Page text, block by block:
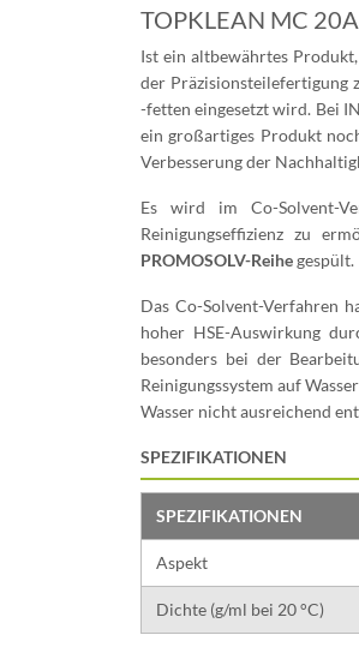
TOPKLEAN MC 20A
Ist ein altbewährtes
der Präzisionsteilefertigung
-fetten eingesetzt wird. Bei
ein großartiges Produkt
Verbesserung der
Es wird im Co-Solvent-
Reinigungseffizienz zu
PROMOSOLV-Reihegespült.
Das Co-Solvent-Verfahren
hoher HSE-Auswirkung
besonders bei der
Reinigungssystem auf
Wasser nicht ausreichend
SPEZIFIKATIONEN
SPEZIFIKATIONEN
Aspekt
Dichte (g/ml bei 20 °C)